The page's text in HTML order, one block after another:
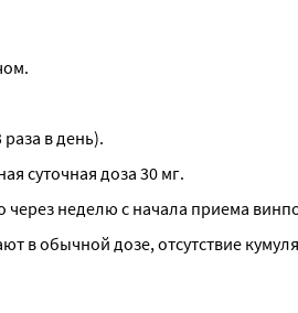
в день).
суточная доза 30 мг.
неделю с начала приема
в обычной дозе, отсутствие